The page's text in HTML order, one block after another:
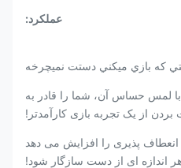
عملکرد:
که بازي ميکني دستت نميچرخه
لمس حساس آن، شما را قادر به
بردن از یک تجربه بازی کارآمدتر!
پذیری را افزایش می دهد
هر اندازه ای از دست سازگار شود!